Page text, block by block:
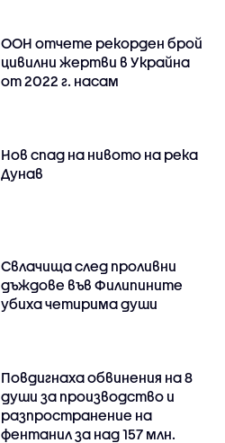
ООН отчете рекорден брой
цивилни жертви в Украйна
от 2022 г. насам
Нов спад на нивото на река
Дунав
Свлачища след проливни
дъждове във Филипините
убиха четирима души
Повдигнаха обвинения на 8
души за производство и
разпространение на
фентанил за над 157 млн.